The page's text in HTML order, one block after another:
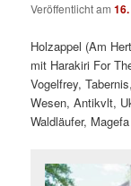
Veröffentlicht am
Holzappel (Am
mit Harakiri For
Vogelfrey,
Wesen, Antikvlt,
Waldläufer, Magefa